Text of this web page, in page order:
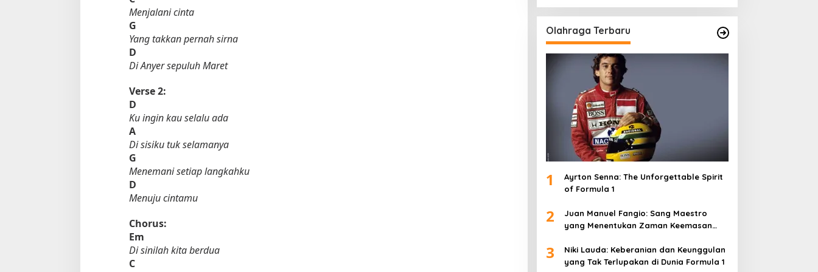
Menjalani cinta
G
Yang takkan pernah sirna
D
Di Anyer sepuluh Maret
Verse 2:
D
Ku ingin kau selalu ada
A
Di sisiku tuk selamanya
G
Menemani setiap langkahku
D
Menuju cintamu
Chorus:
Em
Di sinilah kita berdua
C
Olahraga Terbaru
1
Ayrton Senna: The Unforgettable Spirit
of Formula 1
2
Juan Manuel Fangio: Sang Maestro
yang Menentukan Zaman Keemasan
3
Niki Lauda: Keberanian dan Keunggulan
yang Tak Terlupakan di Dunia Formula 1